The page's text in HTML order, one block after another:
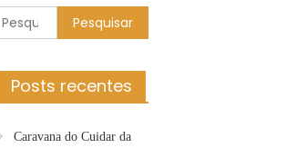
por:
Posts recentes
Caravana do Cuidar da